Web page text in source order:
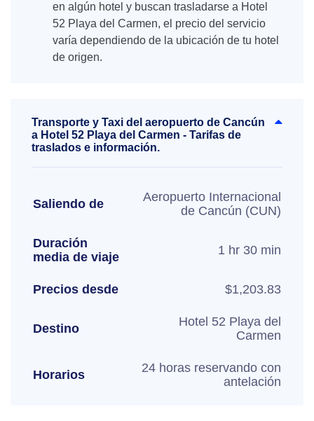
en algún hotel y buscan trasladarse a Hotel
52 Playa del Carmen, el precio del servicio
varía dependiendo de la ubicación de tu hotel
de origen.
Transporte y Taxi del aeropuerto de Cancún
a Hotel 52 Playa del Carmen - Tarifas de
traslados e información.
Saliendo de
Aeropuerto Internacional
de Cancún (CUN)
Duración
media de viaje
1 hr 30 min
Precios desde $1,203.83
Destino
Hotel 52 Playa del
Carmen
Horarios
24 horas reservando con
antelación